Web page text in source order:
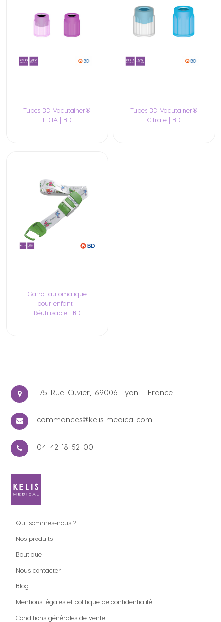
Tubes BD Vacutainer®
EDTA | BD
Tubes BD Vacutainer®
Citrate | BD
Garrot automatique
pour enfant -
Réutilisable | BD
75 Rue Cuvier, 69006 Lyon - France
commandes@kelis-medical.com
04 42 18 52 00
Qui sommes-nous ?
Nos produits
Boutique
Nous contacter
Blog
Mentions légales et politique de confidentialité
Conditions générales de vente